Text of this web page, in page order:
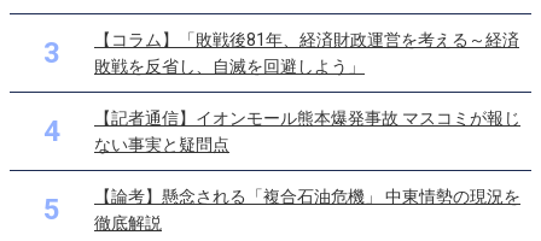
3
【コラム】「敗戦後81年、経済財政運営を考える～経済
敗戦を反省し、自滅を回避しよう」
4
【記者通信】イオンモール熊本爆発事故 マスコミが報じ
ない事実と疑問点
5
【論考】懸念される「複合石油危機」 中東情勢の現況を
徹底解説